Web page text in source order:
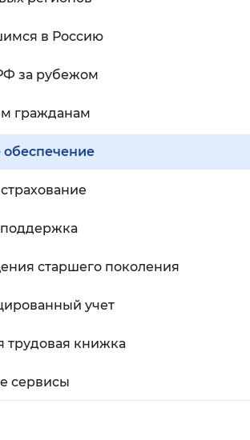
в Россию
за рубежом
гражданам
старшего поколения
учет
трудовая книжка
сервисы